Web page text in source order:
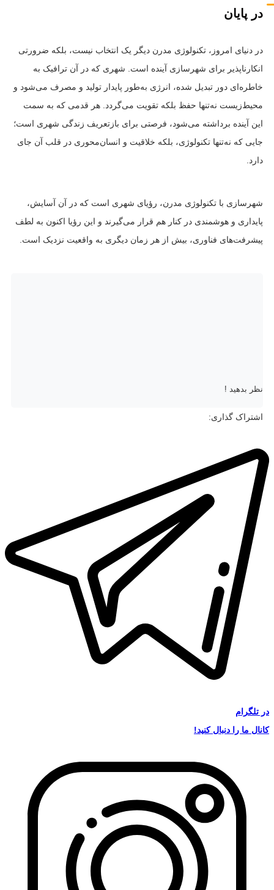
در پایان
در دنیای امروز، تکنولوژی مدرن دیگر یک انتخاب نیست، بلکه ضرورتی
انکارناپذیر برای شهرسازی آینده است. شهری که در آن ترافیک به
خاطره‌ای دور تبدیل شده، انرژی به‌طور پایدار تولید و مصرف می‌شود و
محیط‌زیست نه‌تنها حفظ بلکه تقویت می‌گردد. هر قدمی که به سمت
این آینده برداشته می‌شود، فرصتی برای بازتعریف زندگی شهری است؛
جایی که نه‌تنها تکنولوژی، بلکه خلاقیت و انسان‌محوری در قلب آن جای
دارد.
شهرسازی با تکنولوژی مدرن، رؤیای شهری است که در آن آسایش،
پایداری و هوشمندی در کنار هم قرار می‌گیرند و این رؤیا اکنون به لطف
پیشرفت‌های فناوری، بیش از هر زمان دیگری به واقعیت نزدیک است.
نظر بدهید !
اشتراک گذاری:
در تلگرام
کانال ما را دنبال کنید!